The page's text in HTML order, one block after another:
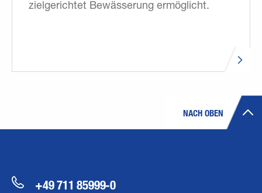
zielgerichtet Bewässerung ermöglicht.
NACH OBEN
+49 711 85999-0